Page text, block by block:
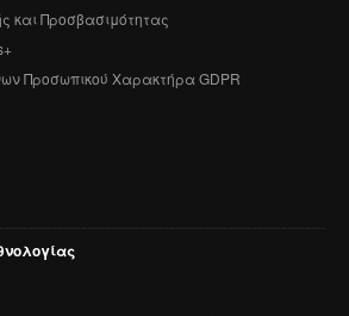
και Προσβασιμότητας
Προσωπικού Χαρακτήρα GDPR